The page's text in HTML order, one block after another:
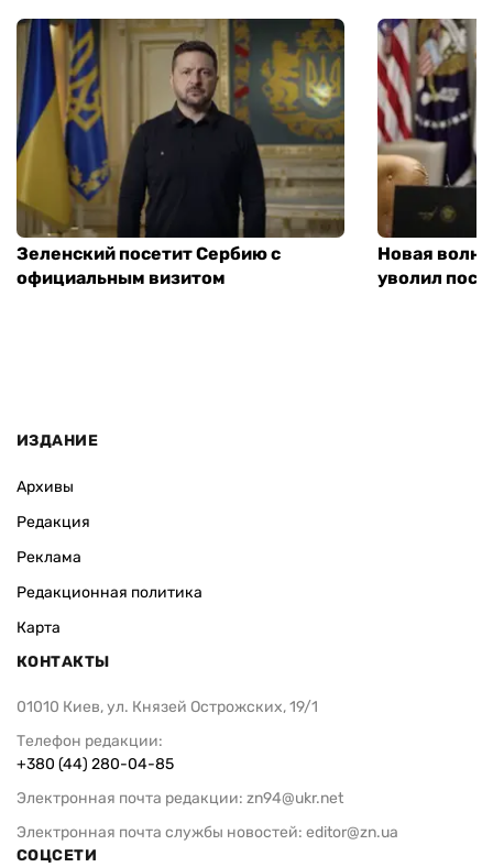
Зеленский посетит Сербию с
официальным визитом
Новая
уволил
ИЗДАНИЕ
Архивы
Редакция
Реклама
Редакционная политика
Карта
КОНТАКТЫ
01010 Киев, ул. Князей Острожских, 19/1
Телефон редакции:
+380 (44) 280-04-85
Электронная почта редакции: zn94@ukr.net
Электронная почта службы новостей: editor@zn.ua
СОЦСЕТИ